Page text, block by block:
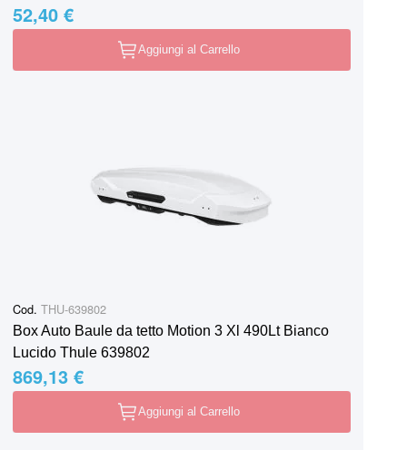
52,40 €
Aggiungi al Carrello
Cod. THU-639802
Box Auto Baule da tetto Motion 3 Xl 490Lt Bianco
Lucido Thule 639802
869,13 €
Aggiungi al Carrello